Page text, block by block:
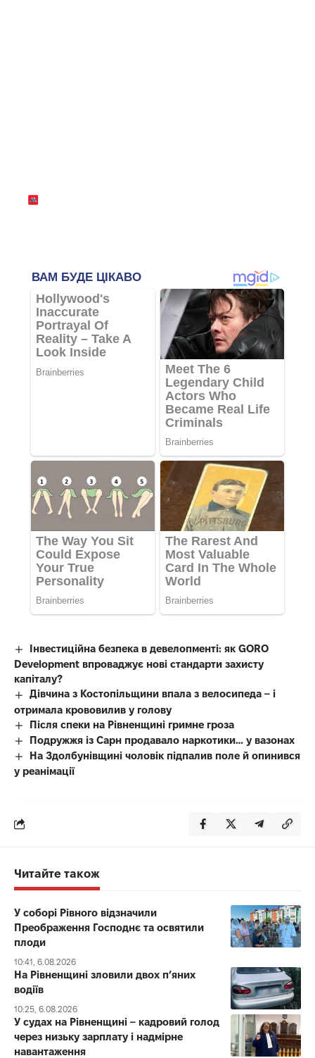
Інвестиційна безпека в девелопменті: як GORO
Development впроваджує нові стандарти захисту
капіталу?
Дівчина з Костопільщини впала з велосипеда – і
отримала крововилив у голову
Після спеки на Рівненщині гримне гроза
Подружжя із Сарн продавало наркотики… у вазонах
На Здолбунівщині чоловік підпалив поле й опинився
у реанімації
Читайте також
У соборі Рівного відзначили
Преображення Господнє та освятили
плоди
10:41, 6.08.2026
На Рівненщині зловили двох п’яних
водіїв
10:25, 6.08.2026
У судах на Рівненщині – кадровий голод
через низьку зарплату і надмірне
навантаження